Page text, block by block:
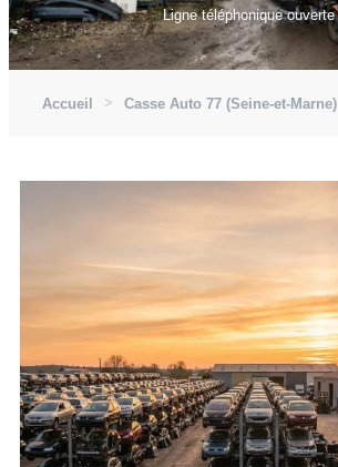
Ligne téléphonique ouverte
Accueil Casse Auto 77 (Seine-et-Marne)